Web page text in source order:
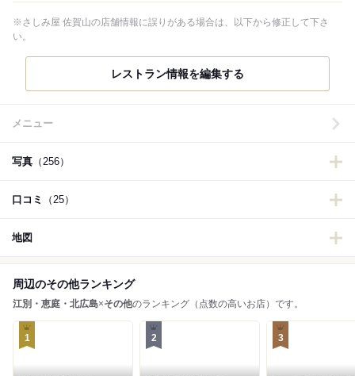
※さしみ屋 佐賀山の店舗情報に誤りがある場合は、以下から修正して下さ
い。
レストラン情報を編集する
メニュー
写真 （256）
口コミ （25）
地図
周辺のその他ランキング
江別・恵庭・北広島×その他のランキング（点数の高いお店）です。
1 2 3